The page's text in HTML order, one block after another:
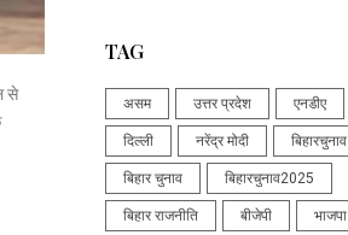
से
TAG
असम उत्तर प्रदेश एनडीए
दिल्ली नरेंद्र मोदी बिहारचुनाव
बिहार चुनाव बिहारचुनाव2025
बिहार राजनीति बीजेपी भाजपा